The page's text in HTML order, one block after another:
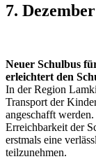
7.
Neuer Schulbus
erleichtert den
In der Region
Transport der
angeschafft
Erreichbarkeit der
erstmals eine
teilzunehmen.